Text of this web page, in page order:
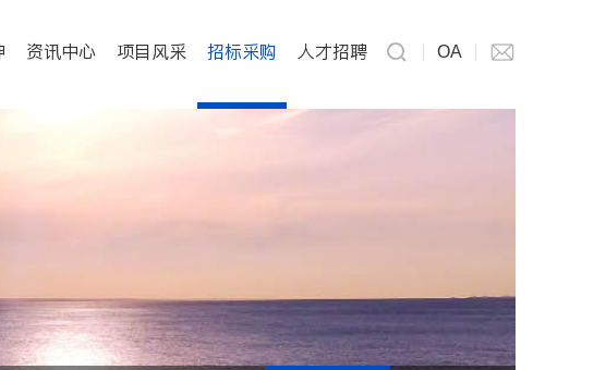
OA
资讯中心 项目风采 招标采购 人才招聘